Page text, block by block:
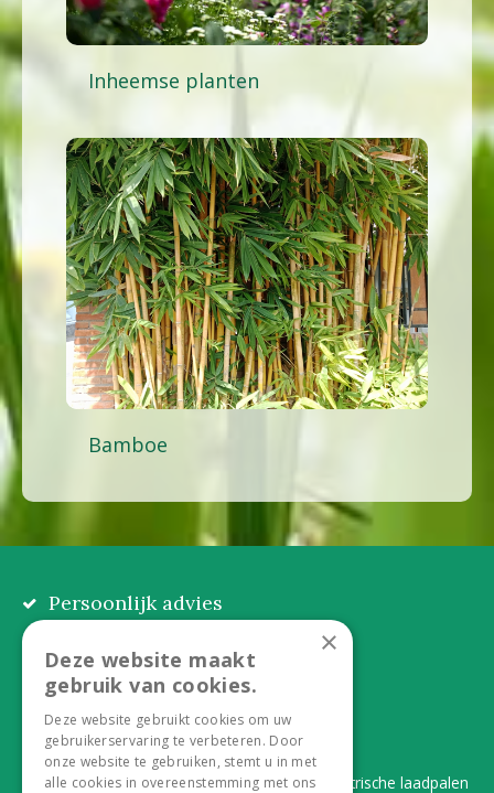
Inheemse planten
Bamboe
Persoonlijk advies
Alles onder één dak
Duurzaam en dorpsgemak
Lever je statiegeldflessen bij ons in én elektrische laadpalen
×
Deze website maakt
gebruik van cookies.
Deze website gebruikt cookies om uw
gebruikerservaring te verbeteren. Door
onze website te gebruiken, stemt u in met
alle cookies in overeenstemming met ons